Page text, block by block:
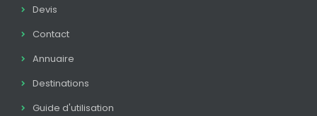
Devis
Contact
Annuaire
Destinations
Guide d'utilisation